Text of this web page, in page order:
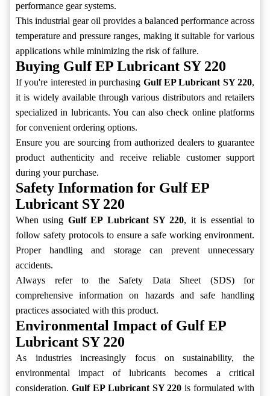
performance gear systems.
This industrial gear oil provides a balanced performance across
temperature and pressure ranges, making it suitable for various
applications while minimizing the risk of failure.
Buying Gulf EP Lubricant SY 220
If you're interested in purchasing Gulf EP Lubricant SY 220,
it is widely available through various distributors and retailers
specialized in lubricants. You can also check online platforms
for convenient ordering options.
Ensure you are sourcing from authorized dealers to guarantee
product authenticity and receive reliable customer support
during your purchase.
Safety Information for Gulf EP
Lubricant SY 220
When using Gulf EP Lubricant SY 220, it is essential to
follow safety protocols to ensure a safe working environment.
Proper handling and storage can prevent unnecessary
accidents.
Always refer to the Safety Data Sheet (SDS) for
comprehensive information on hazards and safe handling
practices associated with this product.
Environmental Impact of Gulf EP
Lubricant SY 220
As industries increasingly focus on sustainability, the
environmental impact of lubricants becomes a critical
consideration. Gulf EP Lubricant SY 220 is formulated with